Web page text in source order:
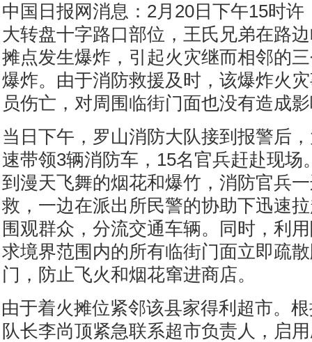
中国日报网消息：2月20日下午15时
大转盘十字路口部位，王氏兄弟在路
摊点发生爆炸，引起火灾继而相邻的
爆炸。由于消防救援及时，该爆炸火
员伤亡，对周围临街门面也没有造成
当日下午，罗山消防大队接到报警后
速带领3辆消防车，15名官兵赶赴现场
到漫天飞舞的烟花和爆竹，消防官兵
救，一边在派出所民警的协助下迅速
围观群众，分流交通车辆。同时，利
求境界范围内的所有临街门面立即疏
门，防止飞火和烟花窜进商店。
由于着火摊位紧邻该县家得利超市。
队长李尚顶紧急联系超市负责人，启